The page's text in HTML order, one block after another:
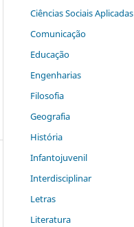
Ciências Sociais Aplicadas
Comunicação
Educação
Engenharias
Filosofia
Geografia
História
Infantojuvenil
Interdisciplinar
Letras
Literatura